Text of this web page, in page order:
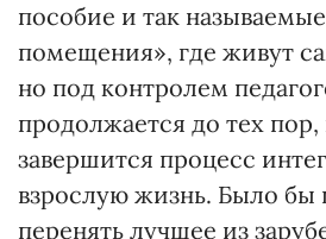
пособие и так
помещения», где живут
но под контролем
продолжается до тех пор,
завершится процесс
взрослую жизнь. Было бы
перенять лучшее из